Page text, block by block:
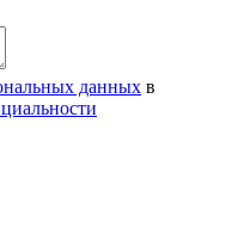
данных в